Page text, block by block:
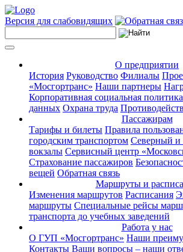
Версия для слабовидящих
О предприятии
История Руководство Филиалы
«Мосгортранс» Наши партнеры
Корпоративная социальная политика
данных Охрана труда
Пассажирам
Тарифы и билеты Правила
городским транспортом Северный
вокзалы Сервисный центр
Страхование пассажиров
вещей Обратная связь
Маршруты и
Изменения маршрутов Расписания
маршруты Специальные рейсы
транспорта до учебных заведений
Работа у нас
О ГУП «Мосгортранс» Наши
Контакты Ваши вопросы – наши